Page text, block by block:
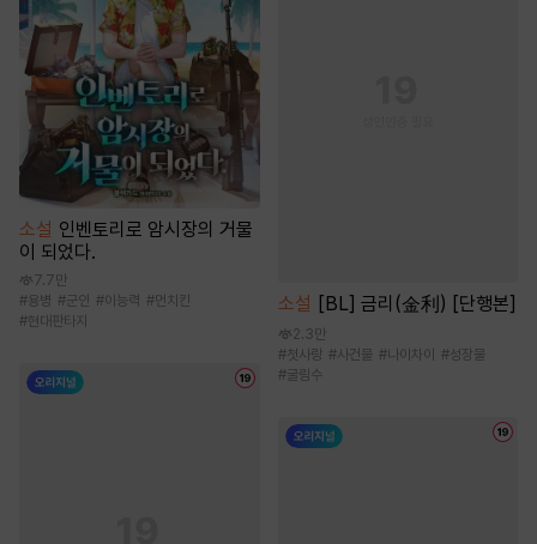
소설 인벤토리로 암시장의 거물
이 되었다.
7.7만
#용병 #군인 #이능력 #먼치킨
#현대판타지
소설 [BL] 금리(金利) [단행본]
2.3만
#첫사랑 #사건물 #나이차이 #성장물
#굴림수